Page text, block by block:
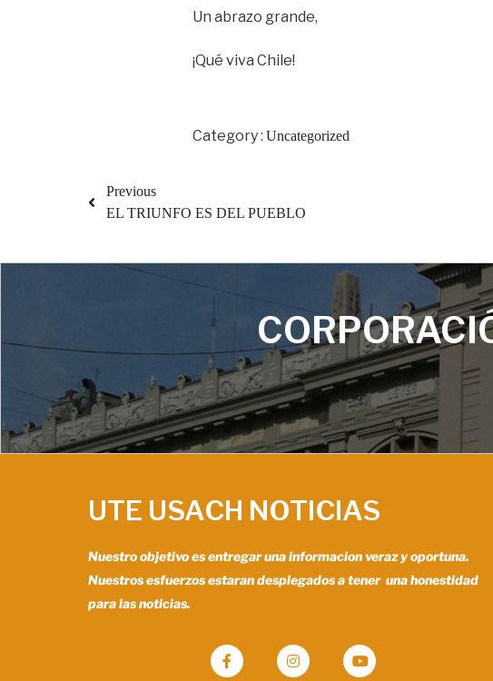
Un abrazo grande,
¡Qué viva Chile!
Category : Uncategorized
Previous
EL TRIUNFO ES DEL PUEBLO
UTE USACH NOTICIAS
Nuestro objetivo es entregar una informacion veraz y oportuna.
Nuestros esfuerzos estaran desplegados a tener una honestidad
para las noticias.